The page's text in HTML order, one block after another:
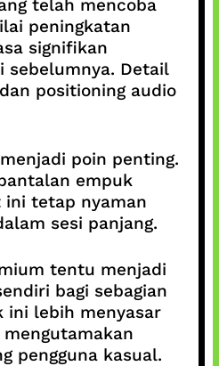
telah mencoba
peningkatan
signifikan
sebelumnya. Detail
positioning audio
poin penting.
empuk
ini tetap nyaman
sesi panjang.
tentu menjadi
bagi sebagian
ini lebih menyasar
pengguna kasual.